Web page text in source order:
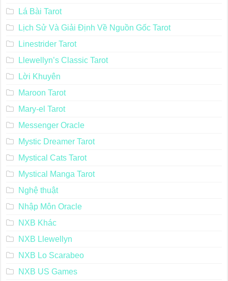
Lá Bài Tarot
Lịch Sử Và Giải Định Về Nguồn Gốc Tarot
Linestrider Tarot
Llewellyn’s Classic Tarot
Lời Khuyên
Maroon Tarot
Mary-el Tarot
Messenger Oracle
Mystic Dreamer Tarot
Mystical Cats Tarot
Mystical Manga Tarot
Nghệ thuật
Nhập Môn Oracle
NXB Khác
NXB Llewellyn
NXB Lo Scarabeo
NXB US Games